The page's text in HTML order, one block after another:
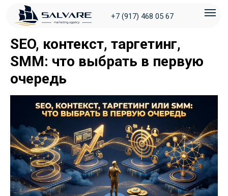
+7 (917) 468 05 67
SEO, контекст, таргетинг,
SMM: что выбрать в первую
очередь